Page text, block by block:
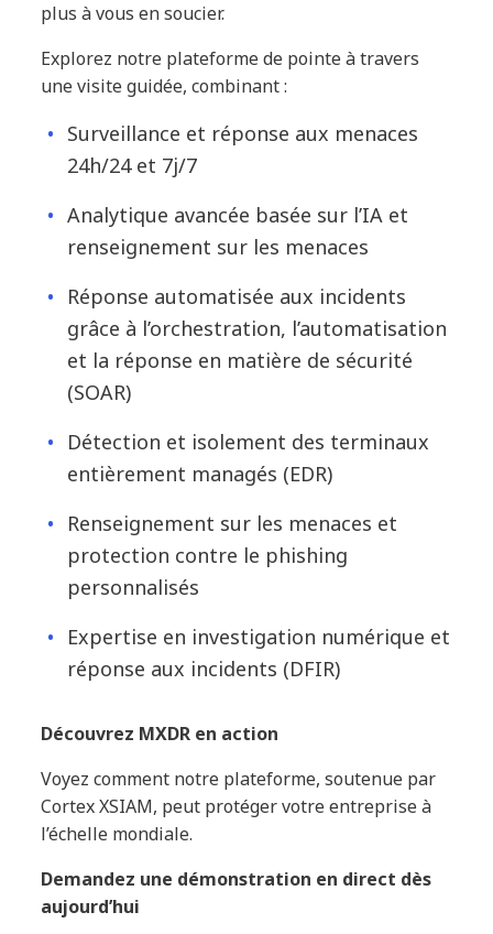
plus à vous en soucier.
Explorez notre plateforme de pointe à travers
une visite guidée, combinant :
Surveillance et réponse aux menaces
24h/24 et 7j/7
Analytique avancée basée sur l’IA et
renseignement sur les menaces
Réponse automatisée aux incidents
grâce à l’orchestration, l’automatisation
et la réponse en matière de sécurité
(SOAR)
Détection et isolement des terminaux
entièrement managés (EDR)
Renseignement sur les menaces et
protection contre le phishing
personnalisés
Expertise en investigation numérique et
réponse aux incidents (DFIR)
Découvrez MXDR en action
Voyez comment notre plateforme, soutenue par
Cortex XSIAM, peut protéger votre entreprise à
l’échelle mondiale.
Demandez une démonstration en direct dès
aujourd’hui